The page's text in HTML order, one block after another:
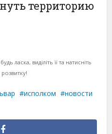
территорию
ласка, виділіть її та натисніть
исполком
новости